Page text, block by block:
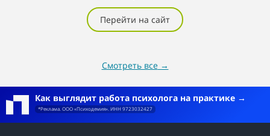
Перейти на сайт
Смотреть все →
Как выглядит работа психолога на практике
*Реклама. ООО «Психодемия». ИНН 9723032427